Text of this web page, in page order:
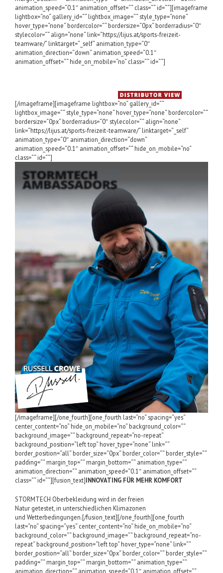
animation_speed=“0.1″ animation_offset=““ class=““ id=““][imageframe
lightbox=“no“ gallery_id=““ lightbox_image=““ style_type=“none“
hover_type=“none“ bordercolor=““ bordersize=“0px“ borderradius=“0″
stylecolor=““ align=“none“ link=“https://lijus.at/sports-freizeit-
teamware/“ linktarget=“_self“ animation_type=“0″
animation_direction=“down“ animation_speed=“0.1″
animation_offset=““ hide_on_mobile=“no“ class=““ id=““]
[/imageframe][imageframe lightbox=“no“ gallery_id=““
lightbox_image=““ style_type=“none“ hover_type=“none“ bordercolor=““
bordersize=“0px“ borderradius=“0″ stylecolor=““ align=“none“
link=“https://lijus.at/sports-freizeit-teamware/“ linktarget=“_self“
animation_type=“0″ animation_direction=“down“
animation_speed=“0.1″ animation_offset=““ hide_on_mobile=“no“
class=““ id=““]
[/imageframe][/one_fourth][one_fourth last=“no“ spacing=“yes“
center_content=“no“ hide_on_mobile=“no“ background_color=““
background_image=““ background_repeat=“no-repeat“
background_position=“left top“ hover_type=“none“ link=““
border_position=“all“ border_size=“0px“ border_color=““ border_style=““
padding=““ margin_top=““ margin_bottom=““ animation_type=““
animation_direction=““ animation_speed=“0.1″ animation_offset=““
class=““ id=““][fusion_text]INNOVATING FÜR MEHR KOMFORT
STORMTECH Oberbekleidung wird in der freien
Natur getestet, in unterschiedlichen Klimazonen
und Wetterbedingungen.[/fusion_text][/one_fourth][one_fourth
last=“no“ spacing=“yes“ center_content=“no“ hide_on_mobile=“no“
background_color=““ background_image=““ background_repeat=“no-
repeat“ background_position=“left top“ hover_type=“none“ link=““
border_position=“all“ border_size=“0px“ border_color=““ border_style=““
padding=““ margin_top=““ margin_bottom=““ animation_type=““
animation_direction=““ animation_speed=“0.1″ animation_offset=““